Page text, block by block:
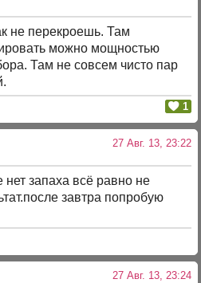
не перекроешь. Там
можно мощностью
Там не совсем чисто пар
1
27 Авг. 13, 23:22
запаха всё равно не
завтра попробую
27 Авг. 13, 23:24